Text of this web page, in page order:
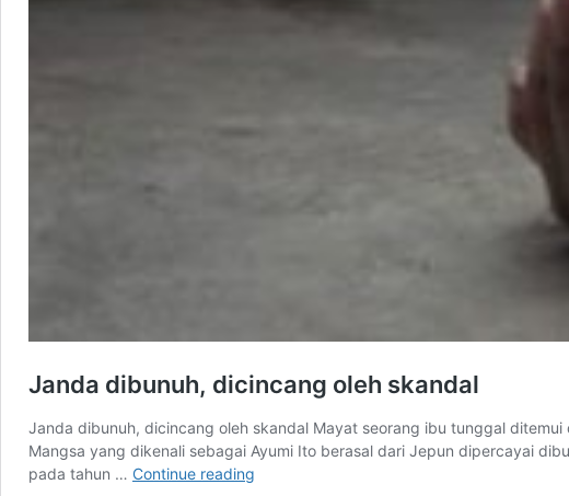
Janda dibunuh, dicincang oleh skandal
Janda dibunuh, dicincang oleh skandal Mayat seorang ibu tunggal
Mangsa yang dikenali sebagai Ayumi Ito berasal dari Jepun dipercayai
pada tahun … Continue reading